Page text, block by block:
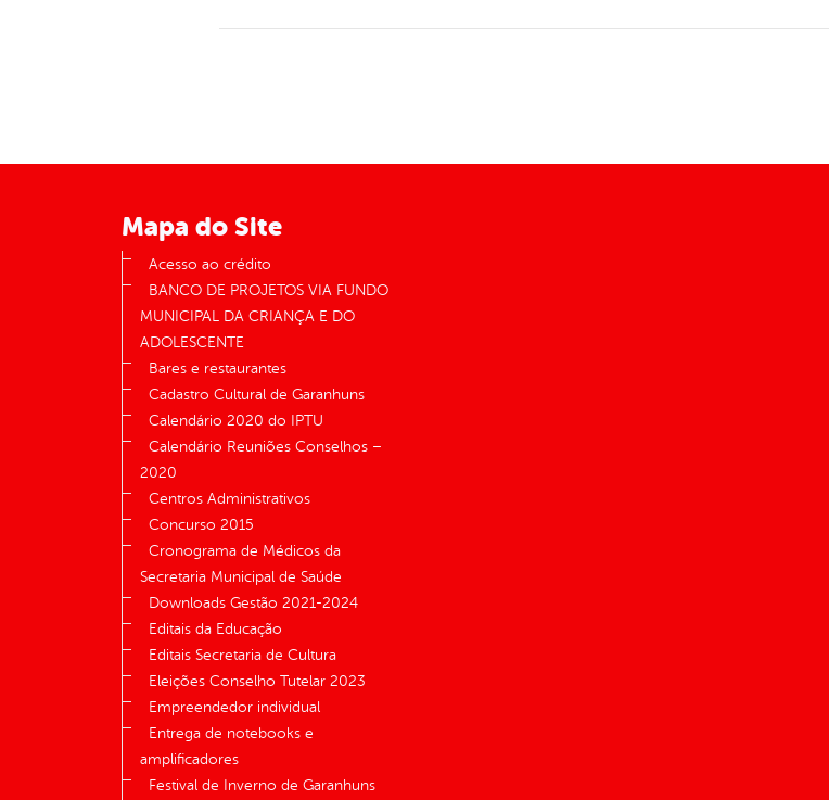
Mapa do Site
Acesso ao crédito
BANCO DE PROJETOS VIA FUNDO
MUNICIPAL DA CRIANÇA E DO
ADOLESCENTE
Bares e restaurantes
Cadastro Cultural de Garanhuns
Calendário 2020 do IPTU
Calendário Reuniões Conselhos –
2020
Centros Administrativos
Concurso 2015
Cronograma de Médicos da
Secretaria Municipal de Saúde
Downloads Gestão 2021-2024
Editais da Educação
Editais Secretaria de Cultura
Eleições Conselho Tutelar 2023
Empreendedor individual
Entrega de notebooks e
amplificadores
Festival de Inverno de Garanhuns